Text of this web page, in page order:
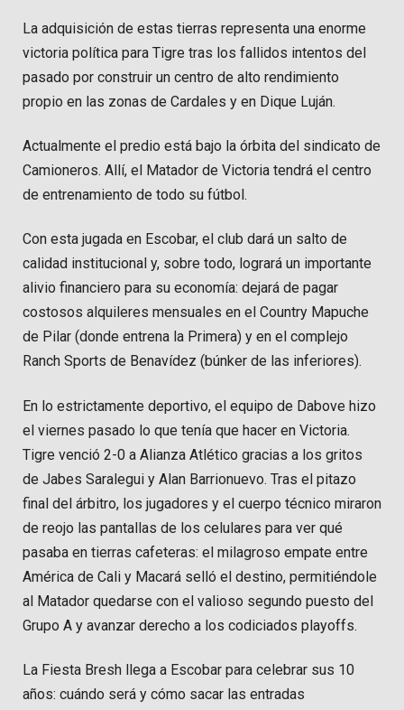
La adquisición de estas tierras representa una enorme
victoria política para Tigre tras los fallidos intentos del
pasado por construir un centro de alto rendimiento
propio en las zonas de Cardales y en Dique Luján.
Actualmente el predio está bajo la órbita del sindicato de
Camioneros. Allí, el Matador de Victoria tendrá el centro
de entrenamiento de todo su fútbol.
Con esta jugada en Escobar, el club dará un salto de
calidad institucional y, sobre todo, logrará un importante
alivio financiero para su economía: dejará de pagar
costosos alquileres mensuales en el Country Mapuche
de Pilar (donde entrena la Primera) y en el complejo
Ranch Sports de Benavídez (búnker de las inferiores).
En lo estrictamente deportivo, el equipo de Dabove hizo
el viernes pasado lo que tenía que hacer en Victoria.
Tigre venció 2-0 a Alianza Atlético gracias a los gritos
de Jabes Saralegui y Alan Barrionuevo. Tras el pitazo
final del árbitro, los jugadores y el cuerpo técnico miraron
de reojo las pantallas de los celulares para ver qué
pasaba en tierras cafeteras: el milagroso empate entre
América de Cali y Macará selló el destino, permitiéndole
al Matador quedarse con el valioso segundo puesto del
Grupo A y avanzar derecho a los codiciados playoffs.
La Fiesta Bresh llega a Escobar para celebrar sus 10
años: cuándo será y cómo sacar las entradas